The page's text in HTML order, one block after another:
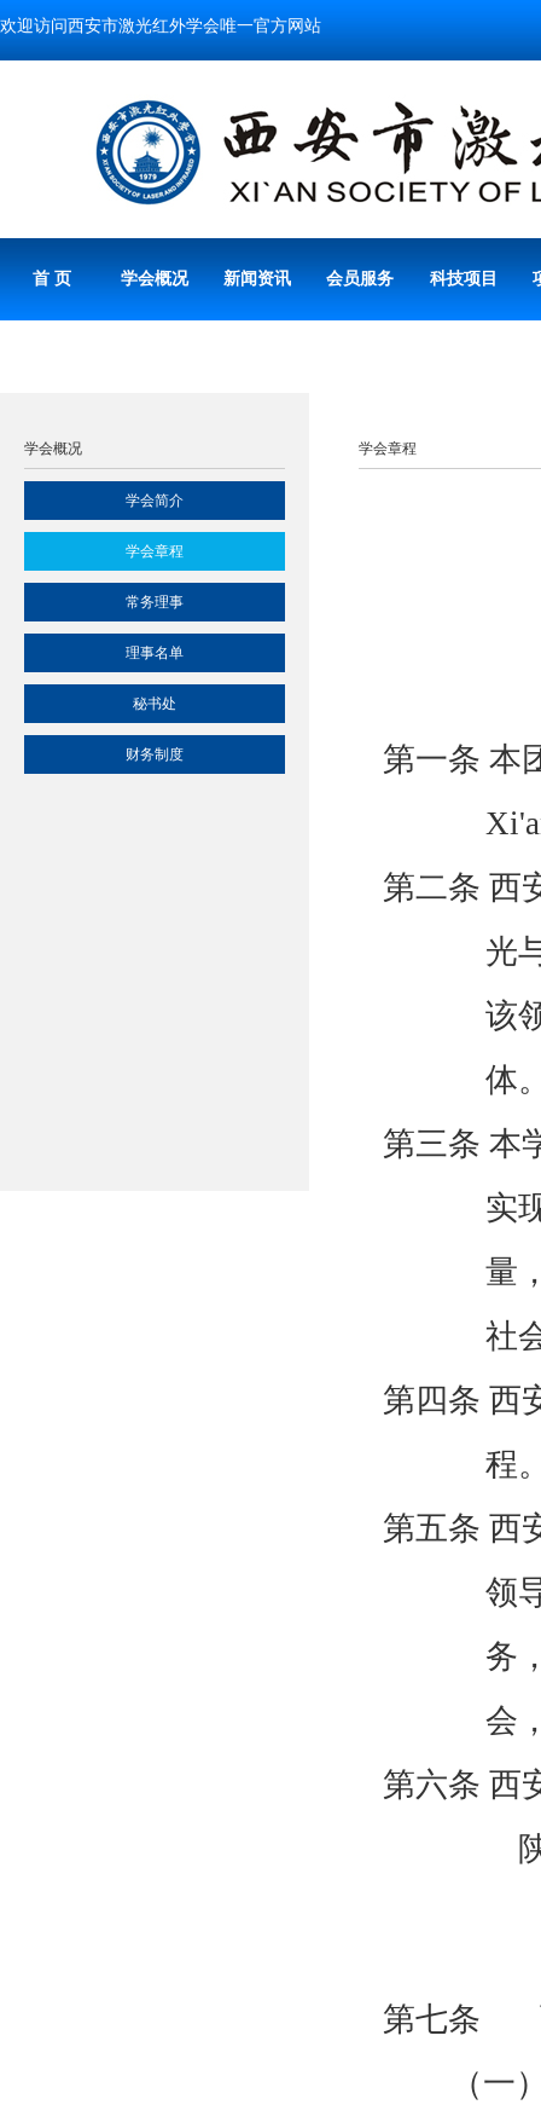
欢迎访问西安市激光红外学会唯一官方网站
首 页 学会概况 新闻资讯 会员服务 科技项目
学会概况
学会简介
学会章程
常务理事
理事名单
秘书处
财务制度
学会章程
第一条 本
第二条 西
光
该
体
第三条 本
实
量
社
第四条 西
程
第五条 西
领
务
会
第六条 西
第七条
（一